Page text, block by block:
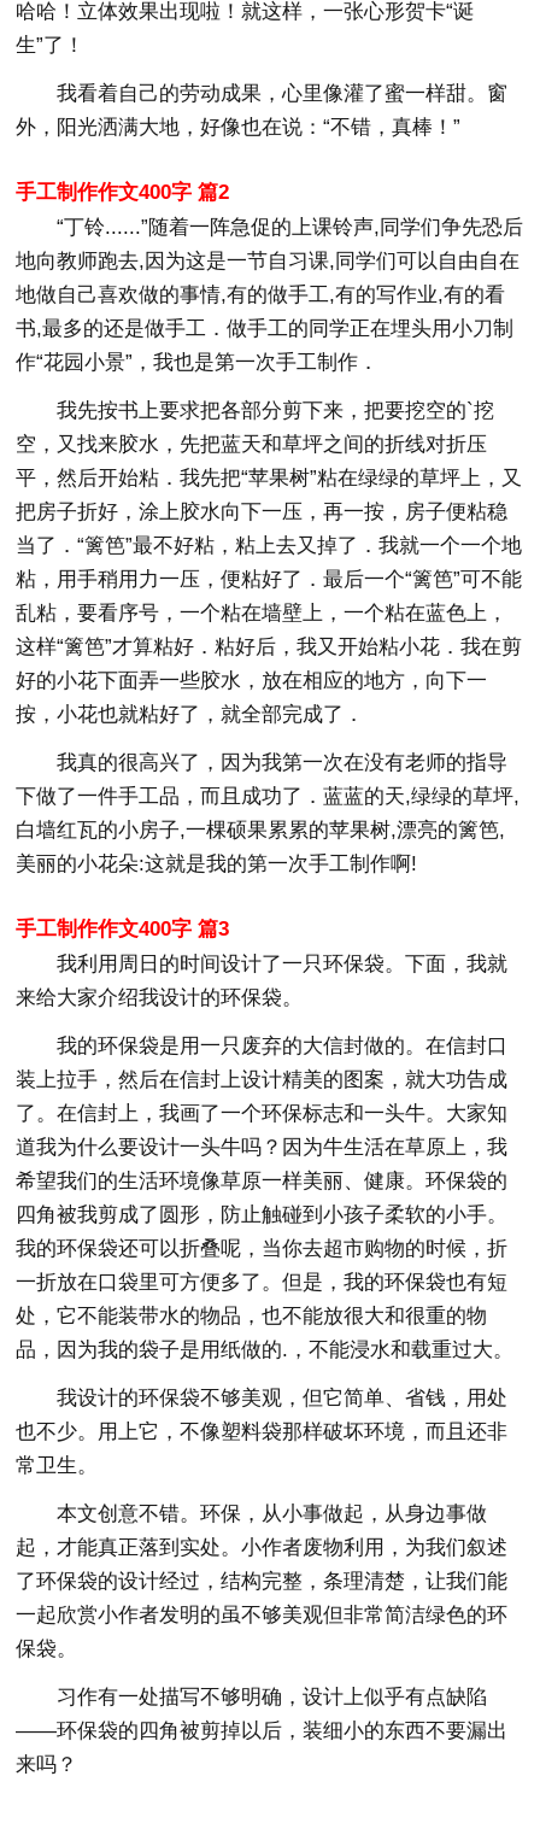
哈哈！立体效果出现啦！就这样，一张心形贺卡“诞
生”了！
我看着自己的劳动成果，心里像灌了蜜一样甜。窗
外，阳光洒满大地，好像也在说：“不错，真棒！”
手工制作作文400字 篇2
“丁铃......”随着一阵急促的上课铃声,同学们争先恐后
地向教师跑去,因为这是一节自习课,同学们可以自由自在
地做自己喜欢做的事情,有的做手工,有的写作业,有的看
书,最多的还是做手工．做手工的同学正在埋头用小刀制
作“花园小景”，我也是第一次手工制作．
我先按书上要求把各部分剪下来，把要挖空的`挖
空，又找来胶水，先把蓝天和草坪之间的折线对折压
平，然后开始粘．我先把“苹果树”粘在绿绿的草坪上，又
把房子折好，涂上胶水向下一压，再一按，房子便粘稳
当了．“篱笆”最不好粘，粘上去又掉了．我就一个一个地
粘，用手稍用力一压，便粘好了．最后一个“篱笆”可不能
乱粘，要看序号，一个粘在墙壁上，一个粘在蓝色上，
这样“篱笆”才算粘好．粘好后，我又开始粘小花．我在剪
好的小花下面弄一些胶水，放在相应的地方，向下一
按，小花也就粘好了，就全部完成了．
我真的很高兴了，因为我第一次在没有老师的指导
下做了一件手工品，而且成功了．蓝蓝的天,绿绿的草坪,
白墙红瓦的小房子,一棵硕果累累的苹果树,漂亮的篱笆,
美丽的小花朵:这就是我的第一次手工制作啊!
手工制作作文400字 篇3
我利用周日的时间设计了一只环保袋。下面，我就
来给大家介绍我设计的环保袋。
我的环保袋是用一只废弃的大信封做的。在信封口
装上拉手，然后在信封上设计精美的图案，就大功告成
了。在信封上，我画了一个环保标志和一头牛。大家知
道我为什么要设计一头牛吗？因为牛生活在草原上，我
希望我们的生活环境像草原一样美丽、健康。环保袋的
四角被我剪成了圆形，防止触碰到小孩子柔软的小手。
我的环保袋还可以折叠呢，当你去超市购物的时候，折
一折放在口袋里可方便多了。但是，我的环保袋也有短
处，它不能装带水的物品，也不能放很大和很重的物
品，因为我的袋子是用纸做的.，不能浸水和载重过大。
我设计的环保袋不够美观，但它简单、省钱，用处
也不少。用上它，不像塑料袋那样破坏环境，而且还非
常卫生。
本文创意不错。环保，从小事做起，从身边事做
起，才能真正落到实处。小作者废物利用，为我们叙述
了环保袋的设计经过，结构完整，条理清楚，让我们能
一起欣赏小作者发明的虽不够美观但非常简洁绿色的环
保袋。
习作有一处描写不够明确，设计上似乎有点缺陷
——环保袋的四角被剪掉以后，装细小的东西不要漏出
来吗？